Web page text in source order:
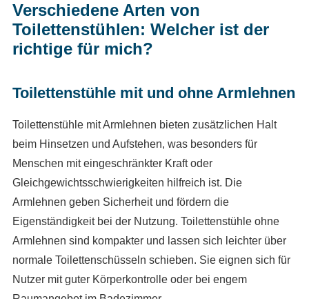
Verschiedene Arten von
Toilettenstühlen: Welcher ist der
richtige für mich?
Toilettenstühle mit und ohne Armlehnen
Toilettenstühle mit Armlehnen bieten zusätzlichen Halt
beim Hinsetzen und Aufstehen, was besonders für
Menschen mit eingeschränkter Kraft oder
Gleichgewichtsschwierigkeiten hilfreich ist. Die
Armlehnen geben Sicherheit und fördern die
Eigenständigkeit bei der Nutzung. Toilettenstühle ohne
Armlehnen sind kompakter und lassen sich leichter über
normale Toilettenschüsseln schieben. Sie eignen sich für
Nutzer mit guter Körperkontrolle oder bei engem